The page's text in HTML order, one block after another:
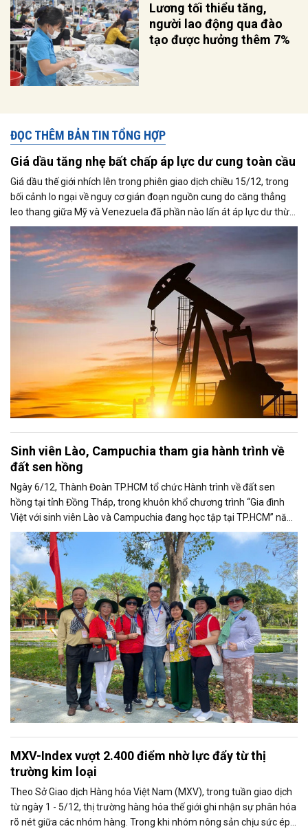
Lương tối thiểu tăng,
người lao động qua đào
tạo được hưởng thêm 7%
ĐỌC THÊM BẢN TIN TỔNG HỢP
Giá dầu tăng nhẹ bất chấp áp lực dư cung toàn cầu
Giá dầu thế giới nhích lên trong phiên giao dịch chiều 15/12, trong
bối cảnh lo ngại về nguy cơ gián đoạn nguồn cung do căng thẳng
leo thang giữa Mỹ và Venezuela đã phần nào lấn át áp lực dư thừa
nguồn cung đang bao trùm thị trường. Cùng với đó, giới đầu tư tiếp
tục theo dõi sát diễn biến liên quan đến khả năng đạt được một
thỏa thuận hòa bình giữa Nga và Ukraine.
Sinh viên Lào, Campuchia tham gia hành trình về
đất sen hồng
Ngày 6/12, Thành Đoàn TP.HCM tổ chức Hành trình về đất sen
hồng tại tỉnh Đồng Tháp, trong khuôn khổ chương trình “Gia đình
Việt với sinh viên Lào và Campuchia đang học tập tại TP.HCM” năm
2025.
MXV-Index vượt 2.400 điểm nhờ lực đẩy từ thị
trường kim loại
Theo Sở Giao dịch Hàng hóa Việt Nam (MXV), trong tuần giao dịch
từ ngày 1 - 5/12, thị trường hàng hóa thế giới ghi nhận sự phân hóa
rõ nét giữa các nhóm hàng. Trong khi nhóm nông sản chịu sức ép